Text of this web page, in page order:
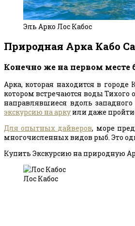
Эль Арко Лос Кабос
Природная Арка Кабо
Конечно же на первом месте
Арка, которая находится в
котором встречаются воды Тихого
направлявшиеся вдоль
экскурсию на арку или даже
Для опытных дайверов, море
многочисленных видов рыб. Это
Купить Экскурсию на природную
Лос Кабос